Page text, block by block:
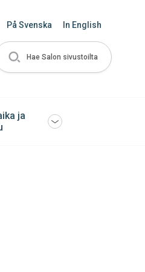
På Svenska In English
Hae Salon sivustoilta
ja
Avaa